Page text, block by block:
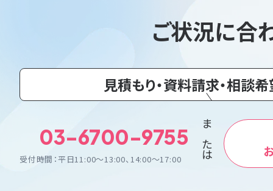
ご状況に合
見積もり・資料請求・相談
03-6700-9755
受付時間：平日11:00〜13:00、14:00〜17:00 または